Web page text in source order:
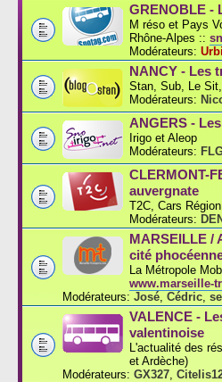
GRENOBLE -
M réso et Pays
Rhône-Alpes ::
Modérateurs:
NANCY - Les
Stan, Sub, Le
Modérateurs:
ANGERS -
Irigo et Aleop
Modérateurs:
CLERMONT-
auvergnate
T2C, Cars
Modérateurs:
MARSEILLE /
cité
La Métropole
www.marseille-
Modérateurs: José Cédric
VALENCE -
valentinoise
L'actualité des
et Ardèche)
Modérateurs: GX327